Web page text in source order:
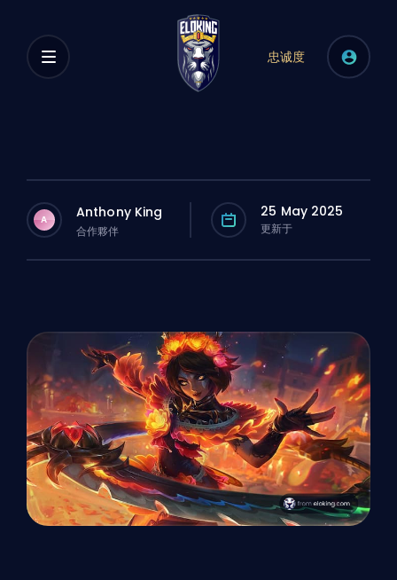
忠诚度
A Anthony King
合作夥伴
25 May 2025
更新于